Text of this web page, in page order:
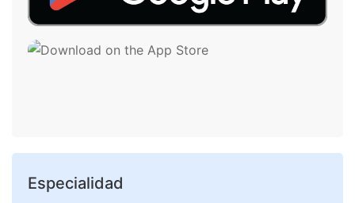
Especialidad